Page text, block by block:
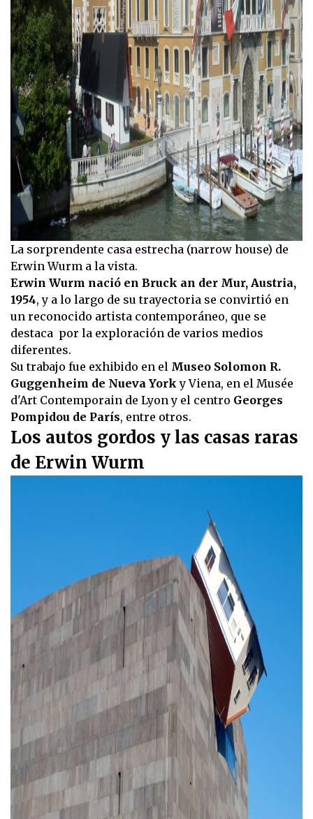
La sorprendente casa estrecha (narrow house) de
Erwin Wurm a la vista.
Erwin Wurm nació en Bruck an der Mur, Austria,
1954, y a lo largo de su trayectoria se convirtió en
un reconocido artista contemporáneo, que se
destaca por la exploración de varios medios
diferentes.
Su trabajo fue exhibido en el Museo Solomon R.
Guggenheim de Nueva York y Viena, en el Musée
d'Art Contemporain de Lyon y el centro Georges
Pompidou de París, entre otros.
Los autos gordos y las casas raras
de Erwin Wurm